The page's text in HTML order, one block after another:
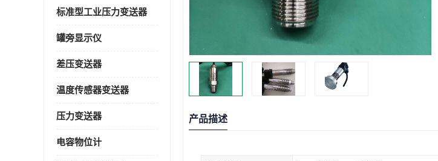
标准型工业压力变送器
罐旁显示仪
差压变送器
温度传感器变送器
压力变送器
电容物位计
产品描述